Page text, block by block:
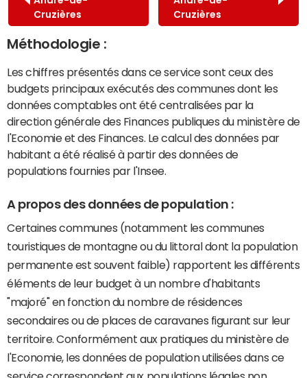
Cruzières
Cruzières
Méthodologie :
Les chiffres présentés dans ce service sont ceux des
budgets principaux exécutés des communes dont les
données comptables ont été centralisées par la
direction générale des Finances publiques du ministère de
l'Economie et des Finances. Le calcul des données par
habitant a été réalisé à partir des données de
populations fournies par l'Insee.
A propos des données de population :
Certaines communes (notamment les communes
touristiques de montagne ou du littoral dont la population
permanente est souvent faible) rapportent les différents
éléments de leur budget à un nombre d'habitants
"majoré" en fonction du nombre de résidences
secondaires ou de places de caravanes figurant sur leur
territoire. Conformément aux pratiques du ministère de
l'Economie, les données de population utilisées dans ce